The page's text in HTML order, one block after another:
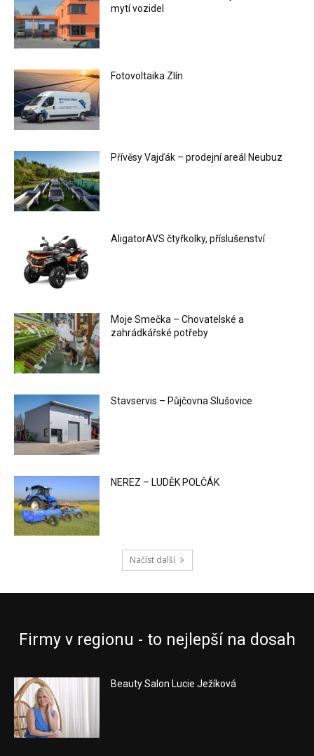
mytí vozidel
Fotovoltaika Zlín
Přívěsy Vajďák – prodejní areál Neubuz
AligatorAVS čtyřkolky, příslušenství
Moje Smečka – Chovatelské a
zahrádkářské potřeby
Stavservis – Půjčovna Slušovice
NEREZ – LUDĚK POLČÁK
Načíst další
Firmy v regionu - to nejlepší na dosah
Beauty Salon Lucie Ježíková